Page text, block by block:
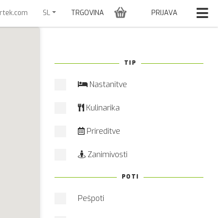
TRGOVINA PRIJAVA
SL
TIP
Nastanitve
Kulinarika
Prireditve
Zanimivosti
POTI
Pešpoti